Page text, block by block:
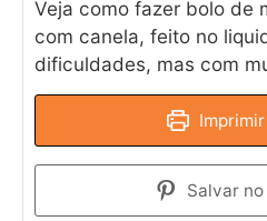
Veja como fazer bolo de
com canela, feito no
dificuldades, mas com
Salvar